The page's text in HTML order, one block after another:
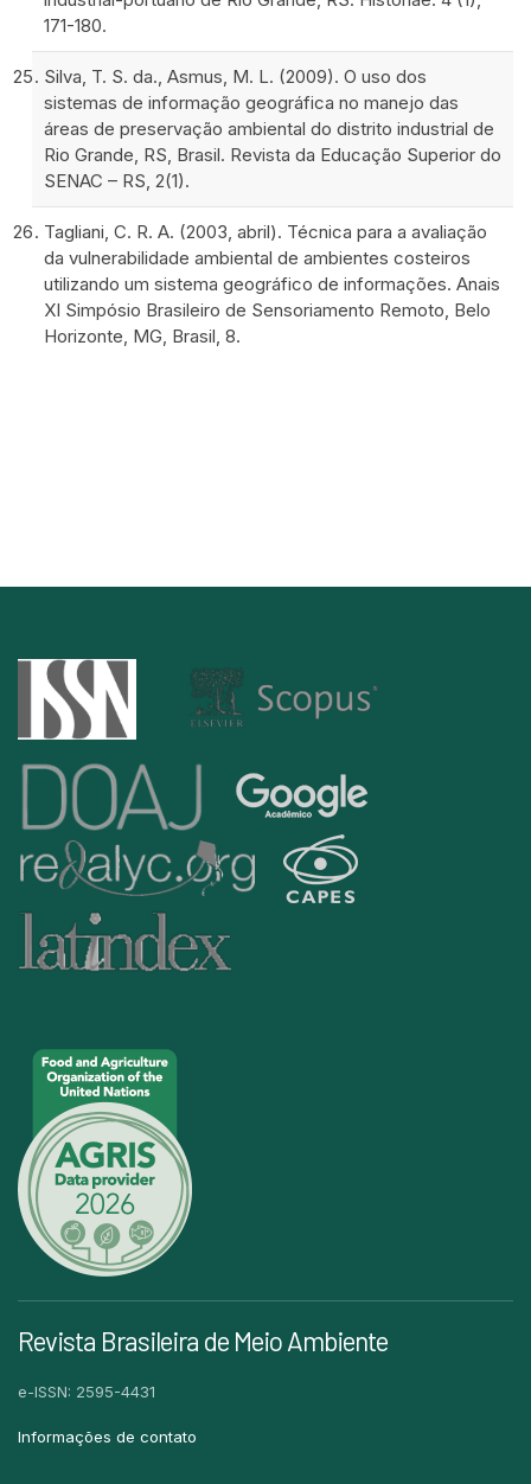
171-180.
Silva, T. S. da., Asmus, M. L. (2009). O uso dos
sistemas de informação geográfica no manejo das
áreas de preservação ambiental do distrito industrial de
Rio Grande, RS, Brasil. Revista da Educação Superior do
SENAC – RS, 2(1).
Tagliani, C. R. A. (2003, abril). Técnica para a avaliação
da vulnerabilidade ambiental de ambientes costeiros
utilizando um sistema geográfico de informações. Anais
XI Simpósio Brasileiro de Sensoriamento Remoto, Belo
Horizonte, MG, Brasil, 8.
Revista Brasileira de Meio Ambiente
e-ISSN: 2595-4431
Informações de contato